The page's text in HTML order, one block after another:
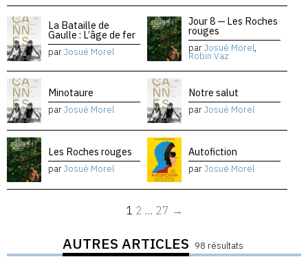
La Bataille de
Gaulle : L’âge de fer
parJosué Morel
Jour 8 — Les Roches
rouges
parJosué Morel,
Robin Vaz
Minotaure
parJosué Morel
Notre salut
parJosué Morel
Les Roches rouges
parJosué Morel
Autofiction
parJosué Morel
1 2 … 27 →
AUTRES ARTICLES 98 résultats